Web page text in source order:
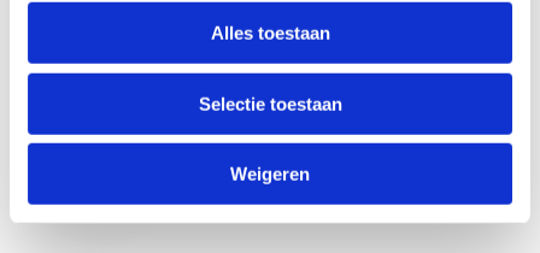
Alles toestaan
Selectie toestaan
Weigeren
Anti-Robot Verification
Click to start verification
Verzend